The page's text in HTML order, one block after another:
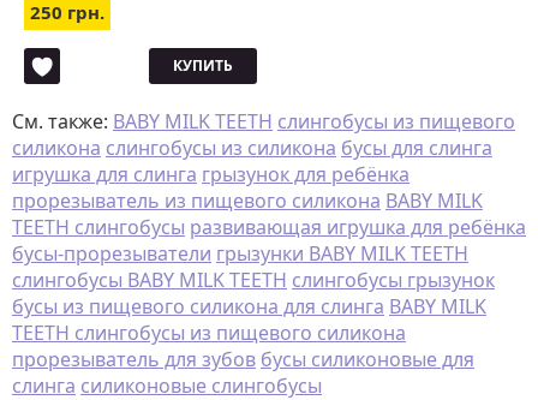
250 грн.
КУПИТЬ
См. также: BABY MILK TEETH слингобусы из пищевого
силикона слингобусы из силикона бусы для слинга
игрушка для слинга грызунок для ребёнка
прорезыватель из пищевого силикона BABY MILK
TEETH слингобусы развивающая игрушка для ребёнка
бусы-прорезыватели грызунки BABY MILK TEETH
слингобусы BABY MILK TEETH слингобусы грызунок
бусы из пищевого силикона для слинга BABY MILK
TEETH слингобусы из пищевого силикона
прорезыватель для зубов бусы силиконовые для
слинга силиконовые слингобусы